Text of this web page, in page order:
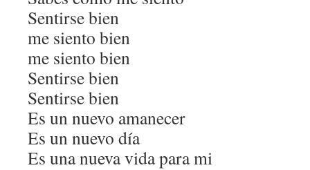
Sentirse bien
me siento bien
me siento bien
Sentirse bien
Sentirse bien
Es un nuevo amanecer
Es un nuevo día
Es una nueva vida para mi